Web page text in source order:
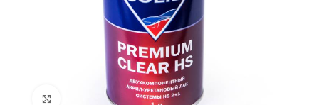
Нажмите, чтобы увеличить